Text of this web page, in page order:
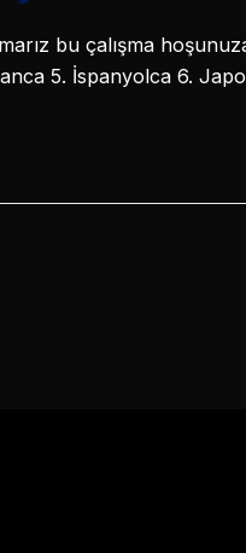
bu çalışma
5. İspanyolca 6.